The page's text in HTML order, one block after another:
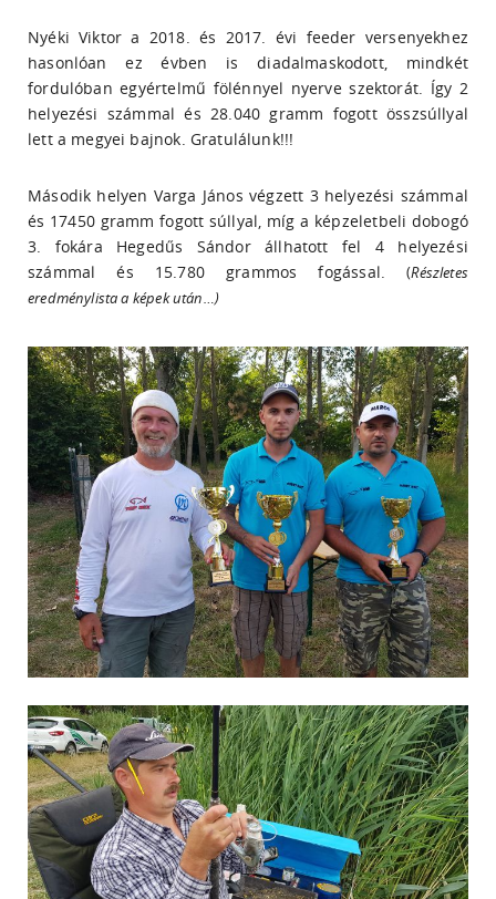
Nyéki Viktor a 2018. és 2017. évi feeder versenyekhez
hasonlóan ez évben is diadalmaskodott, mindkét
fordulóban egyértelmű fölénnyel nyerve szektorát. Így 2
helyezési számmal és 28.040 gramm fogott összsúllyal
lett a megyei bajnok. Gratulálunk!!!
Második helyen Varga János végzett 3 helyezési számmal
és 17450 gramm fogott súllyal, míg a képzeletbeli dobogó
3. fokára Hegedűs Sándor állhatott fel 4 helyezési
számmal és 15.780 grammos fogással.(Részletes
eredménylista a képek után…)